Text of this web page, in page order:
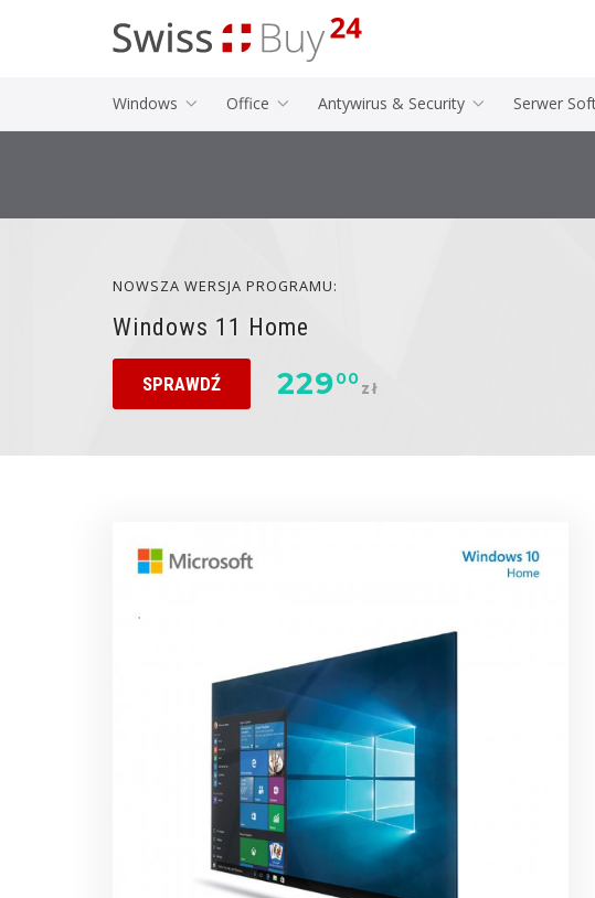
Windows Office Antywirus & Security Serwer
NOWSZA WERSJA PROGRAMU:
Windows 11 Home
SPRAWDŹ 22900
zł